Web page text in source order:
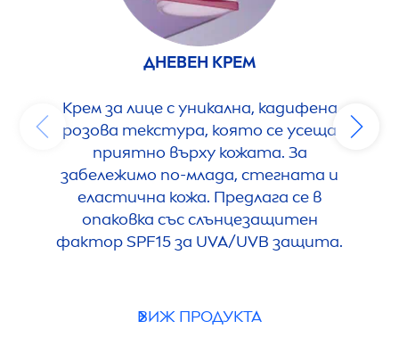
ДНЕВЕН КРЕМ
Крем за лице с уникална, кадифена
розова текстура, която се усеща
приятно върху кожата. За
забележимо по-млада, стегната и
еластична кожа. Предлага се в
опаковка със слънцезащитен
фактор SPF15 за UVA/UVB защита.
ВИЖ ПРОДУКТА